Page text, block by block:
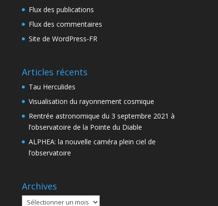
Flux des publications
Flux des commentaires
Site de WordPress-FR
Articles récents
Tau Herculides
Visualisation du rayonnement cosmique
Rentrée astronomique du 3 septembre 2021 à
l’observatoire de la Pointe du Diable
ALPHEA: la nouvelle caméra plein ciel de
l’observatoire
Archives
Archives